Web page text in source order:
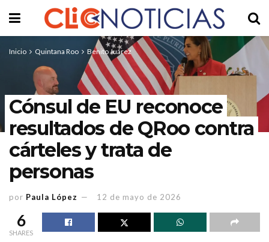
Inicio Quintana Roo Benito Juárez
Cónsul de EU reconoce
resultados de QRoo contra
cárteles y trata de
personas
por Paula López 12 de mayo de 2026
6
SHARES